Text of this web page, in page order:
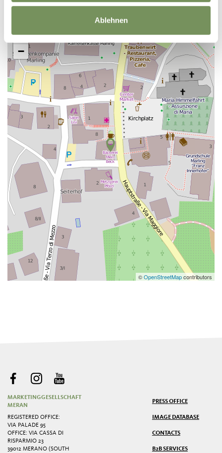
Ablehnen
+
−
©OpenStreetMapcontributors
MARKETINGGESELLSCHAFT
MERAN
REGISTERED OFFICE:
VIA PALADE 95
OFFICE: VIA CASSA DI
RISPARMIO 23
39012 MERANO (SOUTH
PRESS OFFICE
IMAGE DATABASE
CONTACTS
B2B SERVICES